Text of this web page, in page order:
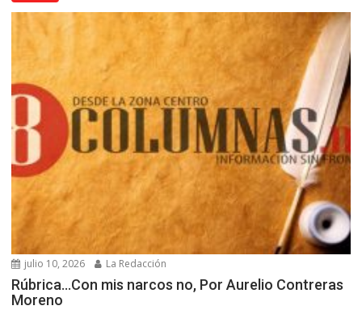
julio 10, 2026 La Redacción
Rúbrica…Con mis narcos no, Por Aurelio Contreras
Moreno